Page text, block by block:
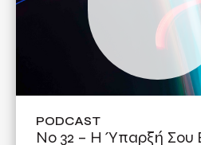
PODCAST
Νο 32 – Η Ύπαρξή Σου